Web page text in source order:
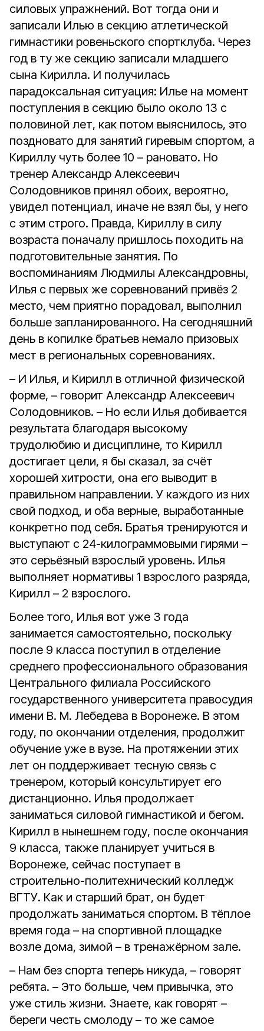
силовых упражнений. Вот тогда они и
записали Илью в секцию атлетической
гимнастики ровеньского спортклуба. Через
год в ту же секцию записали младшего
сына Кирилла. И получилась
парадоксальная ситуация: Илье на момент
поступления в секцию было около 13 с
половиной лет, как потом выяснилось, это
поздновато для занятий гиревым спортом, а
Кириллу чуть более 10 – рановато. Но
тренер Александр Алексеевич
Солодовников принял обоих, вероятно,
увидел потенциал, иначе не взял бы, у него
с этим строго. Правда, Кириллу в силу
возраста поначалу пришлось походить на
подготовительные занятия. По
воспоминаниям Людмилы Александровны,
Илья с первых же соревнований привёз 2
место, чем приятно порадовал, выполнил
больше запланированного. На сегодняшний
день в копилке братьев немало призовых
мест в региональных соревнованиях.
– И Илья, и Кирилл в отличной физической
форме, – говорит Александр Алексеевич
Солодовников. – Но если Илья добивается
результата благодаря высокому
трудолюбию и дисциплине, то Кирилл
достигает цели, я бы сказал, за счёт
хорошей хитрости, она его выводит в
правильном направлении. У каждого из них
свой подход, и оба верные, выработанные
конкретно под себя. Братья тренируются и
выступают с 24-килограммовыми гирями –
это серьёзный взрослый уровень. Илья
выполняет нормативы 1 взрослого разряда,
Кирилл – 2 взрослого.
Более того, Илья вот уже 3 года
занимается самостоятельно, поскольку
после 9 класса поступил в отделение
среднего профессионального образования
Центрального филиала Российского
государственного университета правосудия
имени В. М. Лебедева в Воронеже. В этом
году, по окончании отделения, продолжит
обучение уже в вузе. На протяжении этих
лет он поддерживает тесную связь с
тренером, который консультирует его
дистанционно. Илья продолжает
заниматься силовой гимнастикой и бегом.
Кирилл в нынешнем году, после окончания
9 класса, также планирует учиться в
Воронеже, сейчас поступает в
строительно-политехнический колледж
ВГТУ. Как и старший брат, он будет
продолжать заниматься спортом. В тёплое
время года – на спортивной площадке
возле дома, зимой – в тренажёрном зале.
– Нам без спорта теперь никуда, – говорят
ребята. – Это больше, чем привычка, это
уже стиль жизни. Знаете, как говорят –
береги честь смолоду – то же самое